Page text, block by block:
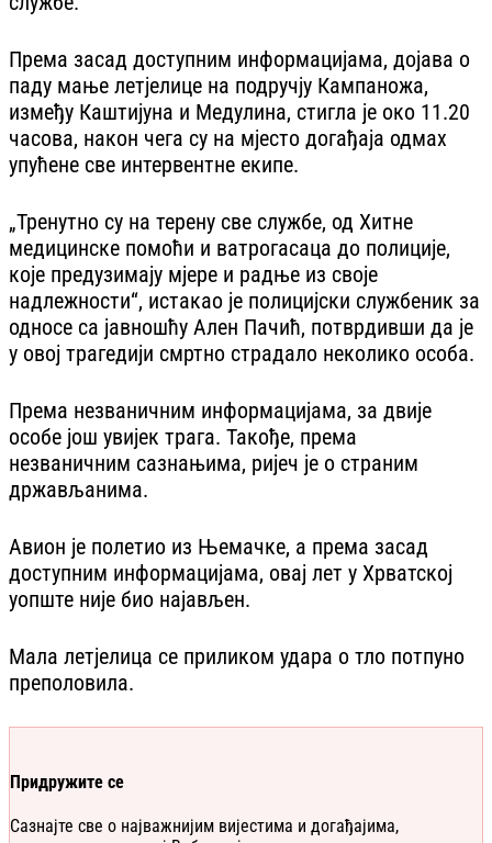
Према засад доступним информацијама, дојава о
паду мање летјелице на подручју Кампаножа,
између Каштијуна и Медулина, стигла је око 11.20
часова, након чега су на мјесто догађаја одмах
упућене све интервентне екипе.
„Тренутно су на терену све службе, од Хитне
медицинске помоћи и ватрогасаца до полиције,
које предузимају мјере и радње из своје
надлежности“, истакао је полицијски службеник за
односе са јавношћу Ален Пачић, потврдивши да је
у овој трагедији смртно страдало неколико особа.
Према незваничним информацијама, за двије
особе још увијек трага. Такође, према
незваничним сазнањима, ријеч је о страним
држављанима.
Авион је полетио из Њемачке, а према засад
доступним информацијама, овај лет у Хрватској
уопште није био најављен.
Мала летјелица се приликом удара о тло потпуно
преполовила.
Придружите се
Сазнајте све о најважнијим вијестима и догађајима,